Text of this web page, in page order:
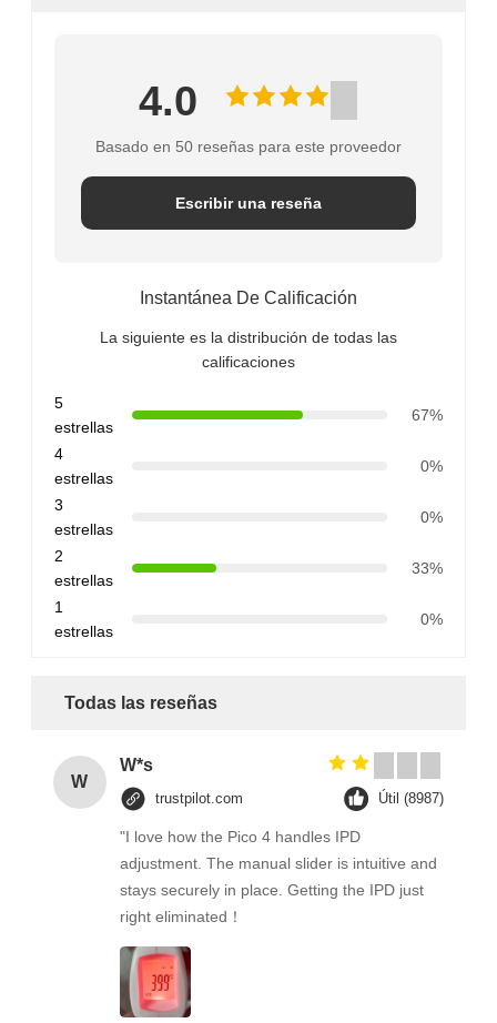
4.0
Basado en 50 reseñas para este proveedor
Escribir una reseña
Instantánea De Calificación
La siguiente es la distribución de todas las
calificaciones
5
estrellas
67%
4
estrellas
0%
3
estrellas
0%
2
estrellas
33%
1
estrellas
0%
Todas las reseñas
W
W*s
trustpilot.com Útil (8987)
"I love how the Pico 4 handles IPD
adjustment. The manual slider is intuitive and
stays securely in place. Getting the IPD just
right eliminated！